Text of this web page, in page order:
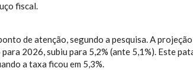
fiscal.
de atenção, segundo a pesquisa. A
2026, subiu para 5,2% (ante 5,1%). Este
a taxa ficou em 5,3%.